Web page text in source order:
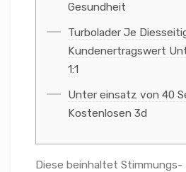
Gesundheit
Turbolader Je
Kundenertragswert
1:1
Unter einsatz von 40
Kostenlosen 3d
Diese beinhaltet Stimmungs-